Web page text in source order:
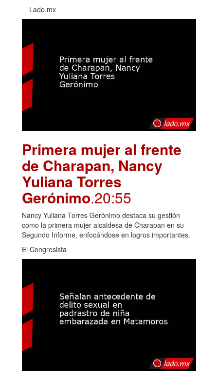
Lado.mx
Primera mujer al frente
de Charapan, Nancy
Yuliana Torres
Gerónimo.20:55
Nancy Yuliana Torres Gerónimo destaca su gestión
como la primera mujer alcaldesa de Charapan en su
Segundo Informe, enfocándose en logros importantes.
El Congresista